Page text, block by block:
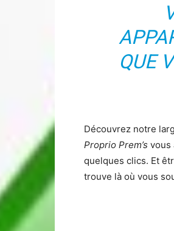
QUE
Découvrez notre
Proprio Prem’s vous
quelques clics. Et
trouve là où vous